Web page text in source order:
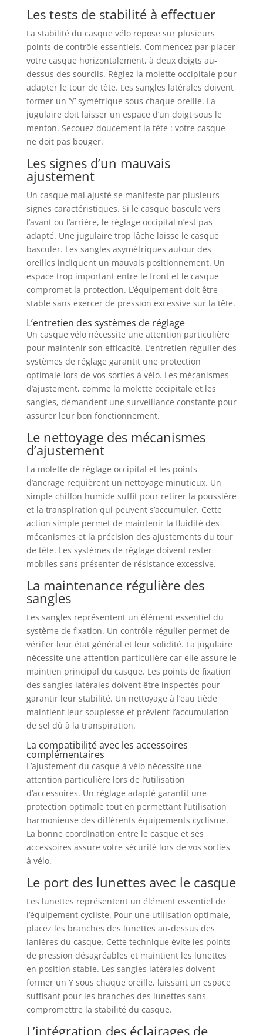
Les tests de stabilité à effectuer
La stabilité du casque vélo repose sur plusieurs
points de contrôle essentiels. Commencez par placer
votre casque horizontalement, à deux doigts au-
dessus des sourcils. Réglez la molette occipitale pour
adapter le tour de tête. Les sangles latérales doivent
former un ‘Y’ symétrique sous chaque oreille. La
jugulaire doit laisser un espace d’un doigt sous le
menton. Secouez doucement la tête : votre casque
ne doit pas bouger.
Les signes d’un mauvais
ajustement
Un casque mal ajusté se manifeste par plusieurs
signes caractéristiques. Si le casque bascule vers
l’avant ou l’arrière, le réglage occipital n’est pas
adapté. Une jugulaire trop lâche laisse le casque
basculer. Les sangles asymétriques autour des
oreilles indiquent un mauvais positionnement. Un
espace trop important entre le front et le casque
compromet la protection. L’équipement doit être
stable sans exercer de pression excessive sur la tête.
L’entretien des systèmes de réglage
Un casque vélo nécessite une attention particulière
pour maintenir son efficacité. L’entretien régulier des
systèmes de réglage garantit une protection
optimale lors de vos sorties à vélo. Les mécanismes
d’ajustement, comme la molette occipitale et les
sangles, demandent une surveillance constante pour
assurer leur bon fonctionnement.
Le nettoyage des mécanismes
d’ajustement
La molette de réglage occipital et les points
d’ancrage requièrent un nettoyage minutieux. Un
simple chiffon humide suffit pour retirer la poussière
et la transpiration qui peuvent s’accumuler. Cette
action simple permet de maintenir la fluidité des
mécanismes et la précision des ajustements du tour
de tête. Les systèmes de réglage doivent rester
mobiles sans présenter de résistance excessive.
La maintenance régulière des
sangles
Les sangles représentent un élément essentiel du
système de fixation. Un contrôle régulier permet de
vérifier leur état général et leur solidité. La jugulaire
nécessite une attention particulière car elle assure le
maintien principal du casque. Les points de fixation
des sangles latérales doivent être inspectés pour
garantir leur stabilité. Un nettoyage à l’eau tiède
maintient leur souplesse et prévient l’accumulation
de sel dû à la transpiration.
La compatibilité avec les accessoires
complémentaires
L’ajustement du casque à vélo nécessite une
attention particulière lors de l’utilisation
d’accessoires. Un réglage adapté garantit une
protection optimale tout en permettant l’utilisation
harmonieuse des différents équipements cyclisme.
La bonne coordination entre le casque et ses
accessoires assure votre sécurité lors de vos sorties
à vélo.
Le port des lunettes avec le casque
Les lunettes représentent un élément essentiel de
l’équipement cycliste. Pour une utilisation optimale,
placez les branches des lunettes au-dessus des
lanières du casque. Cette technique évite les points
de pression désagréables et maintient les lunettes
en position stable. Les sangles latérales doivent
former un Y sous chaque oreille, laissant un espace
suffisant pour les branches des lunettes sans
compromettre la stabilité du casque.
L’intégration des éclairages de